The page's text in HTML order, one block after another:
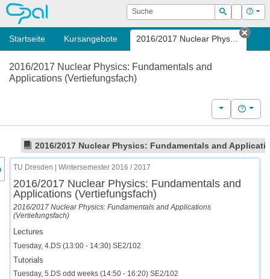
OPAL Suche
Suchen
Login Hilfe
Startseite Kursangebote 2016/2017 Nuclear Phys...
Tab
2016/2017 Nuclear Physics: Fundamentals and
Applications (Vertiefungsfach)
WeitereHilfe
2016/2017 Nuclear Physics: Fundamentals and
des Kursmenüs
TU Dresden | Wintersemester 2016 / 2017
2016/2017 Nuclear Physics: Fundamentals and
Applications (Vertiefungsfach)
2016/2017 Nuclear Physics: Fundamentals and Applications
(Vertiefungsfach)
Lectures
Tuesday, 4.DS (13:00 - 14:30) SE2/102
Tutorials
Tuesday, 5.DS odd weeks (14:50 - 16:20) SE2/102